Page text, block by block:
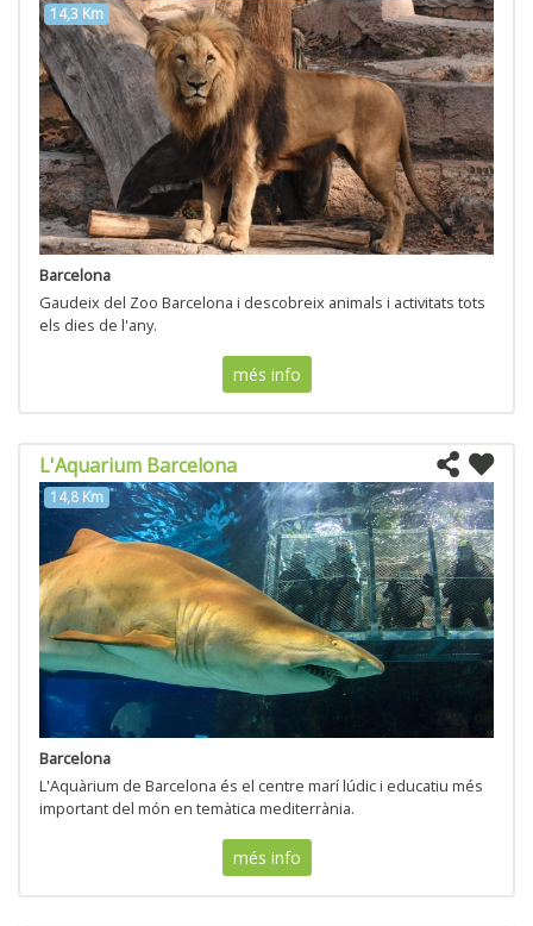
14,3 Km
Barcelona
Gaudeix del Zoo Barcelona i descobreix animals i activitats tots
els dies de l'any.
més info
L'Aquarium Barcelona
14,8 Km
Barcelona
L'Aquàrium de Barcelona és el centre marí lúdic i educatiu més
important del món en temàtica mediterrània.
més info